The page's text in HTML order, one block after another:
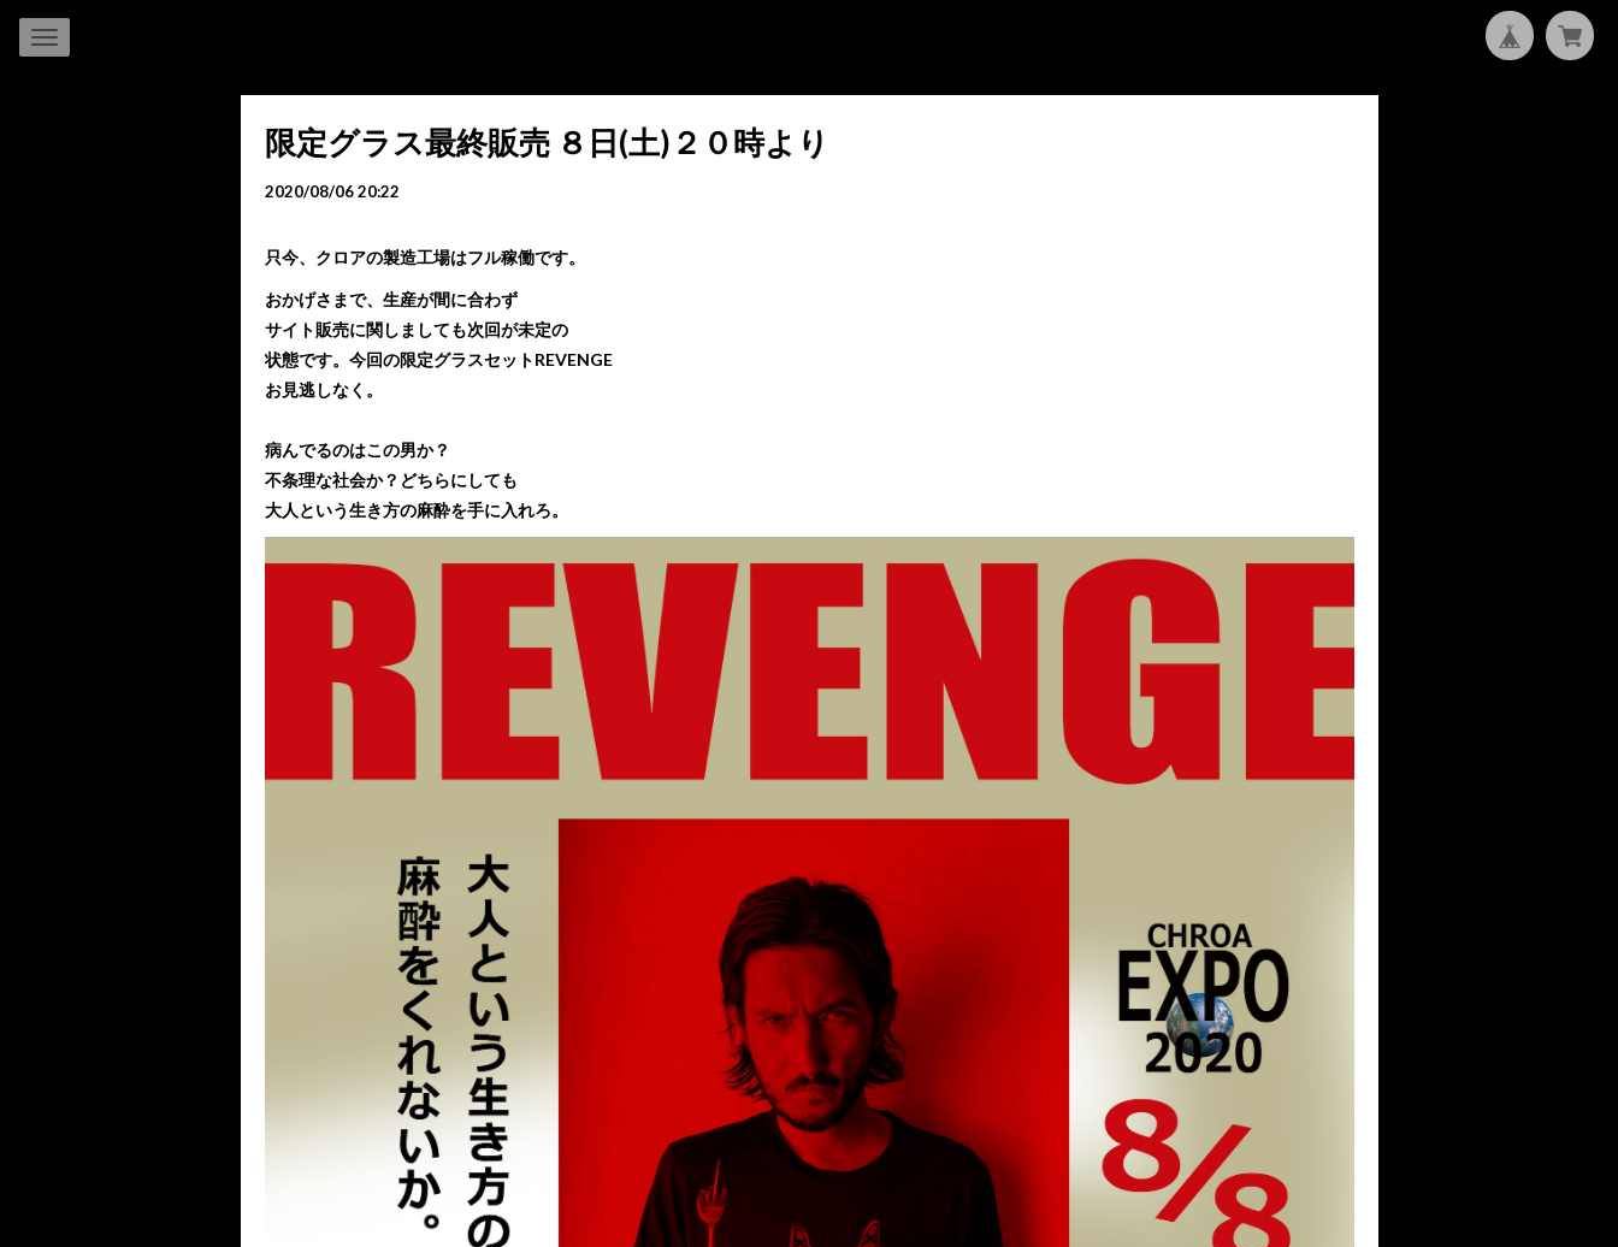
限定グラス最終販売 ８日(土)２０時より
2020/08/06 20:22
只今、クロアの製造工場はフル稼働です。
おかげさまで、生産が間に合わず
サイト販売に関しましても次回が未定の
状態です。今回の限定グラスセットREVENGE
お見逃しなく。
病んでるのはこの男か？
不条理な社会か？どちらにしても
大人という生き方の麻酔を手に入れろ。